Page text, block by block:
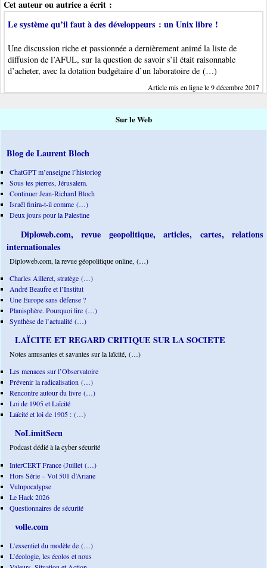
Cet auteur ou autrice a écrit :
Le système qu’il faut à des développeurs : un Unix libre !
Une discussion riche et passionnée a dernièrement animé la liste de
diffusion de l’AFUL, sur la question de savoir s’il était raisonnable
d’acheter, avec la dotation budgétaire d’un laboratoire de (…)
Article mis en ligne le 9 décembre 2017
Sur le Web
Blog de Laurent Bloch
ChatGPT m’enseigne l’historiog
Sous tes pierres, Jérusalem.
Continuer Jean-Richard Bloch
Israël finira-t-il comme (…)
Deux jours pour la Palestine
Diploweb.com, revue geopolitique, articles, cartes, relations
internationales
Diploweb.com, la revue géopolitique online, (…)
Charles Ailleret, stratège (…)
André Beaufre et l’Institut
Une Europe sans défense ?
Planisphère. Pourquoi lire (…)
Synthèse de l’actualité (…)
LAÏCITE ET REGARD CRITIQUE SUR LA SOCIETE
Notes amusantes et savantes sur la laïcité, (…)
Les menaces sur l’Observatoire
Prévenir la radicalisation (…)
Rencontre autour du livre (…)
Loi de 1905 et Laïcité
Laïcité et loi de 1905 : (…)
NoLimitSecu
Podcast dédié à la cyber sécurité
InterCERT France (Juillet (…)
Hors Série – Vol 501 d’Ariane
Vulnpocalypse
Le Hack 2026
Questionnaires de sécurité
volle.com
L’essentiel du modèle de (…)
L’écologie, les écolos et nous